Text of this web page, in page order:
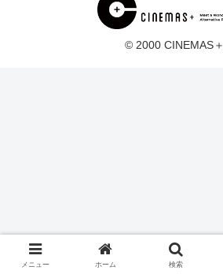
© 2000 CINEMAS＋.
メニュー ホーム 検索